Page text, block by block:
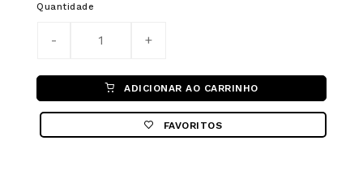
Quantidade
ADICIONAR AO CARRINHO
FAVORITOS